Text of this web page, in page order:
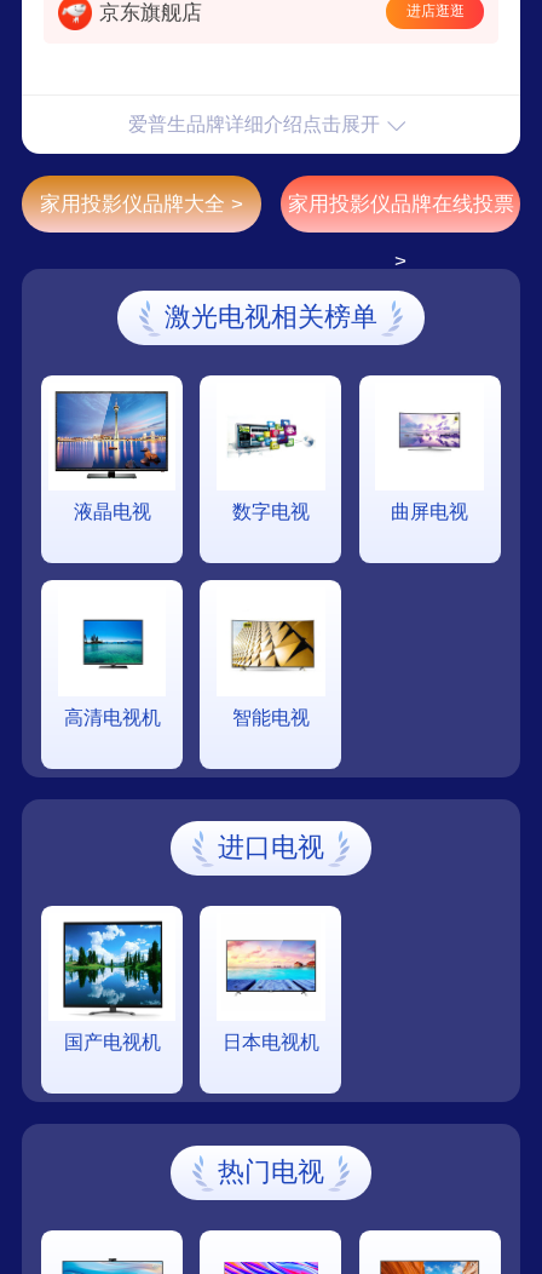
京东旗舰店 进店逛逛
爱普生品牌详细介绍点击展开
家用投影仪品牌大全 > 家用投影仪品牌在线投票
>
激光电视相关榜单
液晶电视 数字电视 曲屏电视
高清电视机 智能电视
进口电视
国产电视机 日本电视机
热门电视